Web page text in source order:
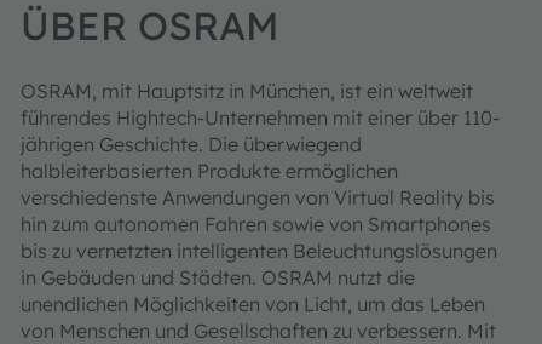
ÜBER OSRAM
OSRAM, mit Hauptsitz in München, ist ein weltweit
führendes Hightech-Unternehmen mit einer über 110-
jährigen Geschichte. Die überwiegend
halbleiterbasierten Produkte ermöglichen
verschiedenste Anwendungen von Virtual Reality bis
hin zum autonomen Fahren sowie von Smartphones
bis zu vernetzten intelligenten Beleuchtungslösungen
in Gebäuden und Städten. OSRAM nutzt die
unendlichen Möglichkeiten von Licht, um das Leben
von Menschen und Gesellschaften zu verbessern. Mit